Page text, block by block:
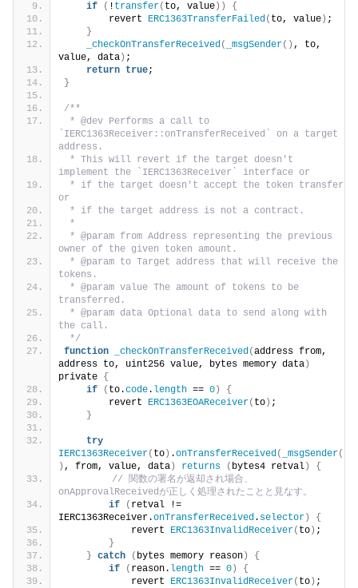
if
( ! transfer( to, value ))
{
        revert
ERC1363TransferFailed( to, value ) ;
}
_checkOnTransferReceived( _msgSender() , to,
value, data ) ;
return true;
}
/**
* @dev Performs a call to
`IERC1363Receiver::onTransferReceived` on a target
address.
* This will revert if the target doesn't
implement the `IERC1363Receiver` interface or
* if the target doesn't accept the token transfer
or
* if the target address is not a contract.
*
* @param from Address representing the previous
owner of the given token amount.
* @param to Target address that will receive the
tokens.
* @param value The amount of tokens to be
transferred.
* @param data Optional data to send along with
the call.
*/
function
_checkOnTransferReceived(address from,
address to, uint256 value, bytes memory data )
private {
if
( to.code. length == 0 )
{
        revert
ERC1363EOAReceiver( to ) ;
}
try
IERC1363Receiver( to ) .onTransferReceived( _msgSender(
) , from, value, data ) returns ( bytes4 retval )
{
// 関数の署名が返却され場合、
onApprovalReceivedが正しく処理されたことと見なす。
if
( retval !=
IERC1363Receiver.onTransferReceived. selector )
{
            revert
ERC1363InvalidReceiver( to ) ;
}
} catch ( bytes memory reason )
{
if
( reason. length == 0 )
{
            revert
ERC1363InvalidReceiver( to ) ;